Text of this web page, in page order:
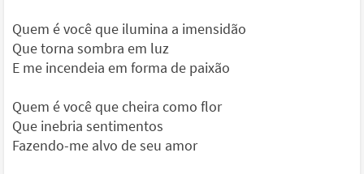
Quem é você que ilumina a imensidão
Que torna sombra em luz
E me incendeia em forma de paixão
Quem é você que cheira como flor
Que inebria sentimentos
Fazendo-me alvo de seu amor